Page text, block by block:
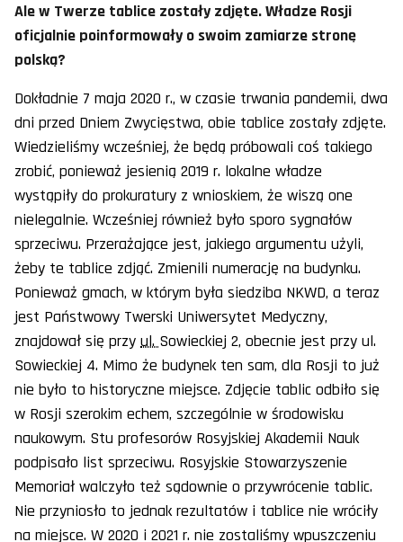
Ale w Twerze tablice zostały zdjęte. Władze Rosji
oficjalnie poinformowały o swoim zamiarze stronę
polską?
Dokładnie 7 maja 2020 r., w czasie trwania pandemii, dwa
dni przed Dniem Zwycięstwa, obie tablice zostały zdjęte.
Wiedzieliśmy wcześniej, że będą próbowali coś takiego
zrobić, ponieważ jesienią 2019 r. lokalne władze
wystąpiły do prokuratury z wnioskiem, że wiszą one
nielegalnie. Wcześniej również było sporo sygnałów
sprzeciwu. Przerażające jest, jakiego argumentu użyli,
żeby te tablice zdjąć. Zmienili numerację na budynku.
Ponieważ gmach, w którym była siedziba NKWD, a teraz
jest Państwowy Twerski Uniwersytet Medyczny,
znajdował się przy ul.Sowieckiej 2, obecnie jest przy ul.
Sowieckiej 4. Mimo że budynek ten sam, dla Rosji to już
nie było to historyczne miejsce. Zdjęcie tablic odbiło się
w Rosji szerokim echem, szczególnie w środowisku
naukowym. Stu profesorów Rosyjskiej Akademii Nauk
podpisało list sprzeciwu. Rosyjskie Stowarzyszenie
Memoriał walczyło też sądownie o przywrócenie tablic.
Nie przyniosło to jednak rezultatów i tablice nie wróciły
na miejsce. W 2020 i 2021 r. nie zostaliśmy wpuszczeniu